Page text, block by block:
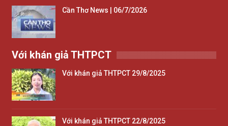
Cần Thơ News | 06/7/2026
Với khán giả THTPCT
Với khán giả THTPCT 29/8/2025
Với khán giả THTPCT 22/8/2025